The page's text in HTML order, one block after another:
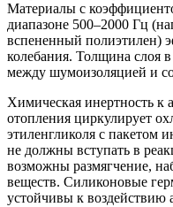
Материалы с
диапазоне 500–2000 Гц
вспененный полиэтилен)
колебания. Толщина слоя
между шумоизоляцией и
Химическая инертность к
отопления циркулирует
этиленгликоля с пакетом
не должны вступать в
возможны размягчение,
веществ. Силиконовые
устойчивы к воздействию